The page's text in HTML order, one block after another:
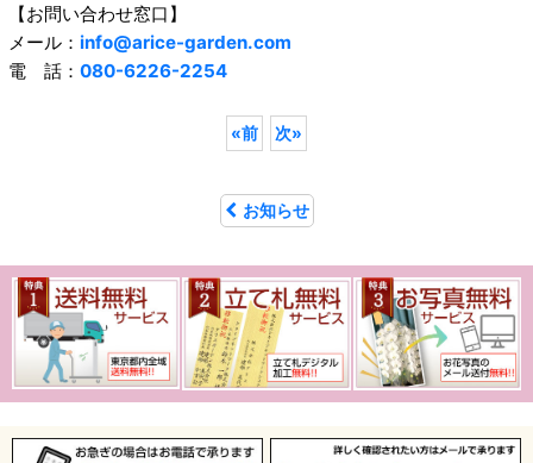
【お問い合わせ窓口】
メール： info@arice-garden.com
電 話： 080-6226-2254
«前 次»
お知らせ